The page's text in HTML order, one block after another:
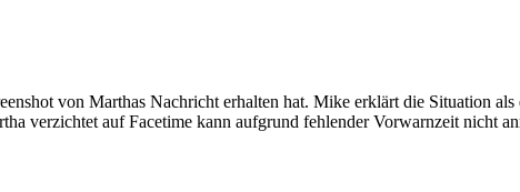
von Marthas Nachricht erhalten hat. Mike erklärt die Situation als
verzichtet auf Facetime kann aufgrund fehlender Vorwarnzeit nicht